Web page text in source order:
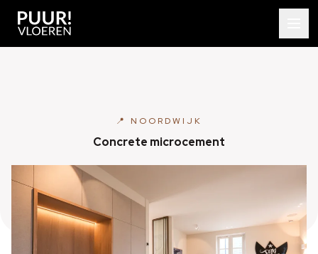
📍 NOORDWIJK
Concrete microcement